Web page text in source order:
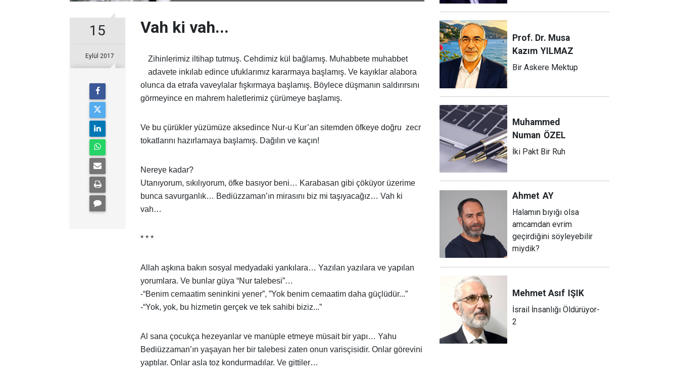
15
Eylül 2017
Vah ki vah...
Zihinlerimiz iltihap tutmuş. Cehdimiz kül bağlamış. Muhabbete muhabbet
adavete inkılab edince ufuklarımız kararmaya başlamış. Ve kayıklar alabora
olunca da etrafa vaveylalar fışkırmaya başlamış. Böylece düşmanın saldırırsını
görmeyince en mahrem haletlerimiz çürümeye başlamış.
Ve bu çürükler yüzümüze aksedince Nur-u Kur’an sitemden öfkeye doğru zecr
tokatlarını hazırlamaya başlamış. Dağılın ve kaçın!
Nereye kadar?
Utanıyorum, sıkılıyorum, öfke basıyor beni… Karabasan gibi çöküyor üzerime
bunca savurganlık… Bediüzzaman’ın mirasını biz mi taşıyacağız… Vah ki
vah…
* * *
Allah aşkına bakın sosyal medyadaki yankılara… Yazılan yazılara ve yapılan
yorumlara. Ve bunlar güya “Nur talebesi”…
-“Benim cemaatim seninkini yener”, ”Yok benim cemaatim daha güçlüdür...”
-“Yok, yok, bu hizmetin gerçek ve tek sahibi biziz...”
Al sana çocukça hezeyanlar ve manüple etmeye müsait bir yapı… Yahu
Bediüzzaman’ın yaşayan her bir talebesi zaten onun varisçisidir. Onlar görevini
yaptılar. Onlar asla toz kondurmadılar. Ve gittiler…
Prof. Dr. Musa
Kazım YILMAZ
Bir Askere Mektup
Muhammed
Numan ÖZEL
İki Pakt Bir Ruh
Ahmet AY
Halamın bıyığı olsa
amcamdan evrim
geçirdiğini söyleyebilir
miydik?
Mehmet Asıf IŞIK
İsrail İnsanlığı Öldürüyor-
2